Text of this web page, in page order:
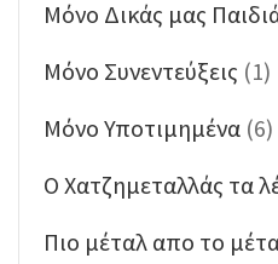
Μόνο Δικάς μας
Μόνο Συνεντεύξεις (1)
Μόνο Υποτιμημένα (6)
Ο Χατζημεταλλάς τα
Πιο μέταλ απο το